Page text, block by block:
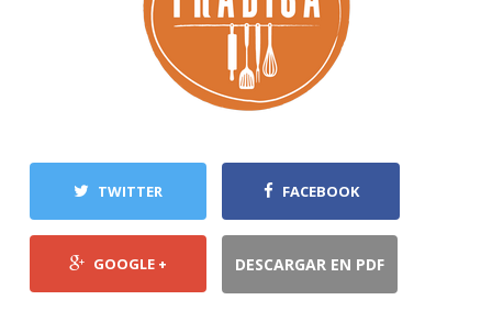
TWITTER FACEBOOK
GOOGLE + DESCARGAR EN PDF